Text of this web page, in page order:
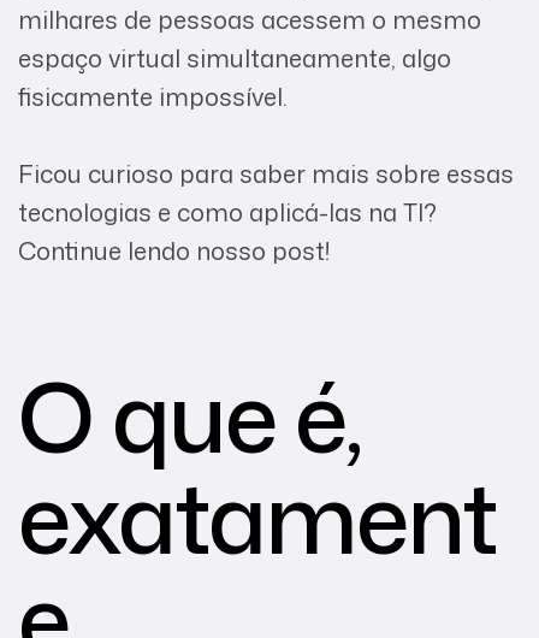
milhares de pessoas acessem o mesmo
espaço virtual simultaneamente, algo
fisicamente impossível.
Ficou curioso para saber mais sobre essas
tecnologias e como aplicá-las na TI?
Continue lendo nosso post!
O que é,
exatament